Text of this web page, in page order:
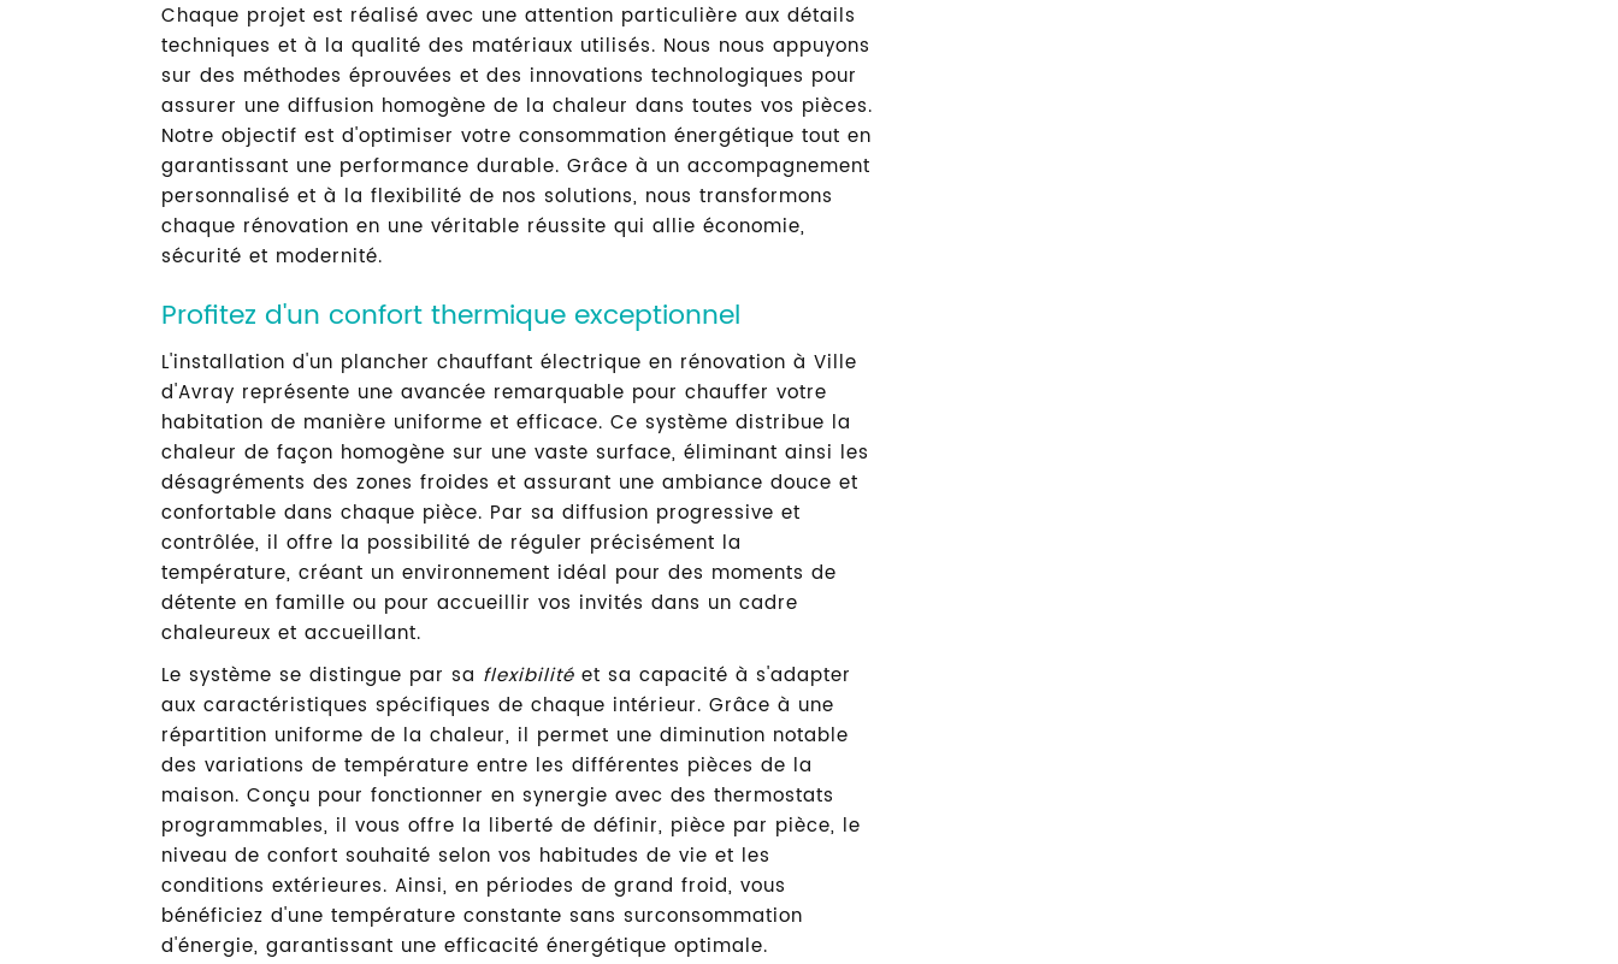
INSTALLATION PLANCHER CHAUFFANT ÉLECTRIQUE
RÉNOVATION A VILLE D'AVRAY
Afficher le numéro Contactez-nous
Chaque projet est réalisé avec une attention particulière aux détails
techniques et à la qualité des matériaux utilisés. Nous nous appuyons
sur des méthodes éprouvées et des innovations technologiques pour
assurer une diffusion homogène de la chaleur dans toutes vos pièces.
Notre objectif est d'optimiser votre consommation énergétique tout en
garantissant une performance durable. Grâce à un accompagnement
personnalisé et à la flexibilité de nos solutions, nous transformons
chaque rénovation en une véritable réussite qui allie économie,
sécurité et modernité.
Profitez d'un confort thermique exceptionnel
L'installation d'un plancher chauffant électrique en rénovation à Ville
d'Avray représente une avancée remarquable pour chauffer votre
habitation de manière uniforme et efficace. Ce système distribue la
chaleur de façon homogène sur une vaste surface, éliminant ainsi les
désagréments des zones froides et assurant une ambiance douce et
confortable dans chaque pièce. Par sa diffusion progressive et
contrôlée, il offre la possibilité de réguler précisément la
température, créant un environnement idéal pour des moments de
détente en famille ou pour accueillir vos invités dans un cadre
chaleureux et accueillant.
Le système se distingue par sa flexibilité et sa capacité à s'adapter
aux caractéristiques spécifiques de chaque intérieur. Grâce à une
répartition uniforme de la chaleur, il permet une diminution notable
des variations de température entre les différentes pièces de la
maison. Conçu pour fonctionner en synergie avec des thermostats
programmables, il vous offre la liberté de définir, pièce par pièce, le
niveau de confort souhaité selon vos habitudes de vie et les
conditions extérieures. Ainsi, en périodes de grand froid, vous
bénéficiez d'une température constante sans surconsommation
d'énergie, garantissant une efficacité énergétique optimale.